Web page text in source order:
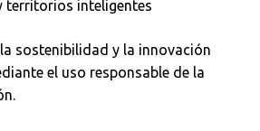
territorios inteligentes
sostenibilidad y la innovación
el uso responsable de la